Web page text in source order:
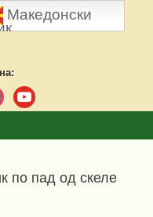
youtube
по пад од скеле
Македонски